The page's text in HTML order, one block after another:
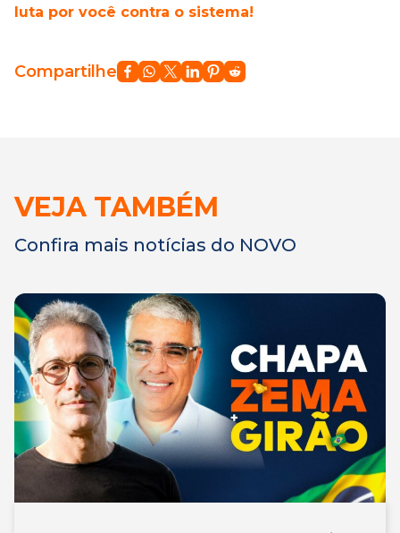
luta por você contra o sistema!
Compartilhe
VEJA TAMBÉM
Confira mais notícias do NOVO